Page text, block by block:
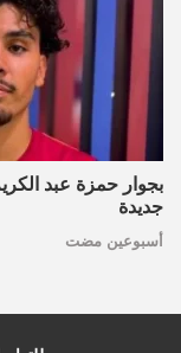
بجوار حمزة عبد
جديدة
أسبوعين مضت